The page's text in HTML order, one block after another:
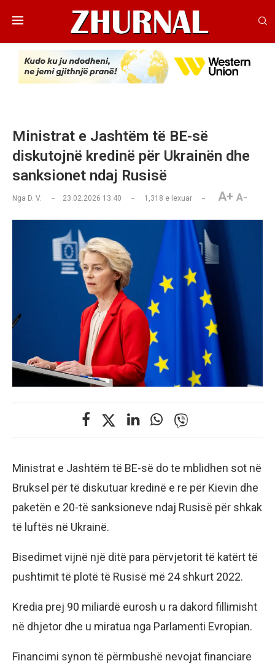
Ministrat e Jashtëm të BE-së
diskutojnë kredinë për Ukrainën dhe
sanksionet ndaj Rusisë
Nga D. V. 23.02.2026 13:40 1,318 e lexuar A+ A-
Ministrat e Jashtëm të BE-së do te mblidhen sot në
Bruksel për të diskutuar kredinë e re për Kievin dhe
paketën e 20-të sanksioneve ndaj Rusisë për shkak
të luftës në Ukrainë.
Bisedimet vijnë një ditë para përvjetorit të katërt të
pushtimit të plotë të Rusisë më 24 shkurt 2022.
Kredia prej 90 miliardë eurosh u ra dakord fillimisht
në dhjetor dhe u miratua nga Parlamenti Evropian.
Financimi synon të përmbushë nevojat financiare